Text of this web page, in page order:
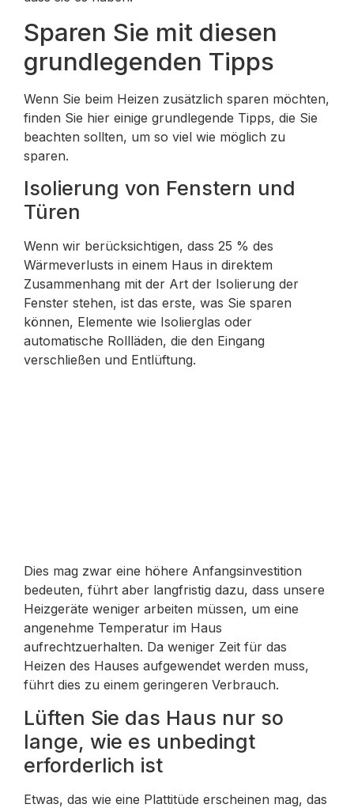
Sparen Sie mit diesen
grundlegenden Tipps
Wenn Sie beim Heizen zusätzlich sparen möchten,
finden Sie hier einige grundlegende Tipps, die Sie
beachten sollten, um so viel wie möglich zu
sparen.
Isolierung von Fenstern und
Türen
Wenn wir berücksichtigen, dass 25 % des
Wärmeverlusts in einem Haus in direktem
Zusammenhang mit der Art der Isolierung der
Fenster stehen, ist das erste, was Sie sparen
können, Elemente wie Isolierglas oder
automatische Rollläden, die den Eingang
verschließen und Entlüftung.
Dies mag zwar eine höhere Anfangsinvestition
bedeuten, führt aber langfristig dazu, dass unsere
Heizgeräte weniger arbeiten müssen, um eine
angenehme Temperatur im Haus
aufrechtzuerhalten. Da weniger Zeit für das
Heizen des Hauses aufgewendet werden muss,
führt dies zu einem geringeren Verbrauch.
Lüften Sie das Haus nur so
lange, wie es unbedingt
erforderlich ist
Etwas, das wie eine Plattitüde erscheinen mag, das